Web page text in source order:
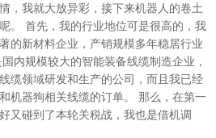
，我就大放异彩，接下来机器人的卷土
。 首先，我的行业地位可是很高的，我
的新材料企业，产销规模多年稳居行业
内规模较大的智能装备线缆制造企业，
缆领域研发和生产的公司，而且我已经
机器狗相关线缆的订单。 那么，在第一
又碰到了本轮关税战，我也是借机调